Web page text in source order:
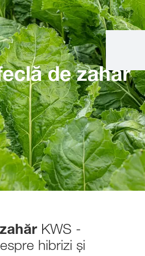
de zahăr
KWS -
hibrizi și